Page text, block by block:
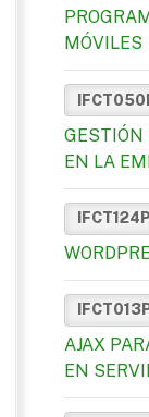
MÓVILES
GESTIÓN
EN LA
AJAX
EN